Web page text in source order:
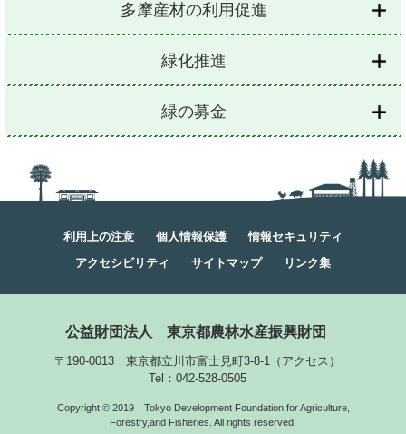
多摩産材の利用促進
緑化推進
緑の募金
利用上の注意 個人情報保護
情報セキュリティ
アクセシビリティ
サイトマップ リンク集
公益財団法人 東京都農林水産振興財団
〒190-0013 東京都立川市富士見町3-8-1（ アクセス ）
Tel：042-528-0505
Copyright © 2019 Tokyo Development Foundation for Agriculture,
Forestry,and Fisheries. All rights reserved.